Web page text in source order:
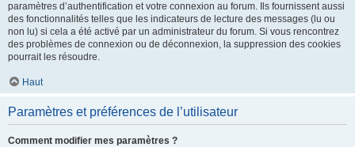
paramètres d’authentification et votre connexion au forum. Ils fournissent aussi
des fonctionnalités telles que les indicateurs de lecture des messages (lu ou
non lu) si cela a été activé par un administrateur du forum. Si vous rencontrez
des problèmes de connexion ou de déconnexion, la suppression des cookies
pourrait les résoudre.
Haut
Paramètres et préférences de l’utilisateur
Comment modifier mes paramètres ?